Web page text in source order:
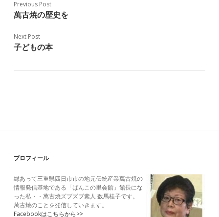
Previous Post
萬古焼の歴史を
Next Post
子どもの本
Sidebar
プロフィール
縁あって三重県四日市市の地元伝統産業萬古焼の
情報発信基地である「ばんこの里会館」館長にな
った私・・萬古焼ズブズブ素人 数馬桂子です。
萬古焼のことを発信していきます。
Facebookはこちらから>>